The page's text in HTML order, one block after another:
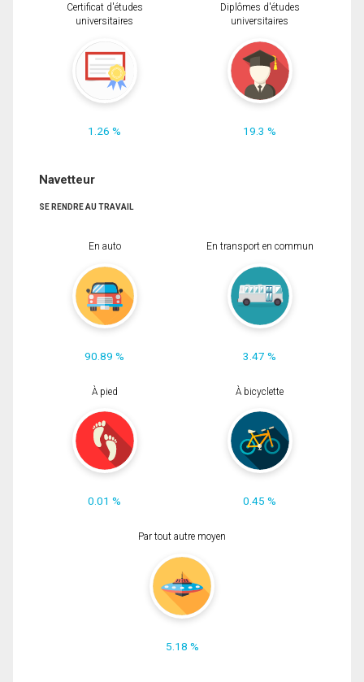
Certificat d'études
universitaires
1.26 %
Diplômes d'études
universitaires
19.3 %
Navetteur
SE RENDRE AU TRAVAIL
En auto
90.89 %
En transport en commun
3.47 %
À pied
0.01 %
À bicyclette
0.45 %
Par tout autre moyen
5.18 %